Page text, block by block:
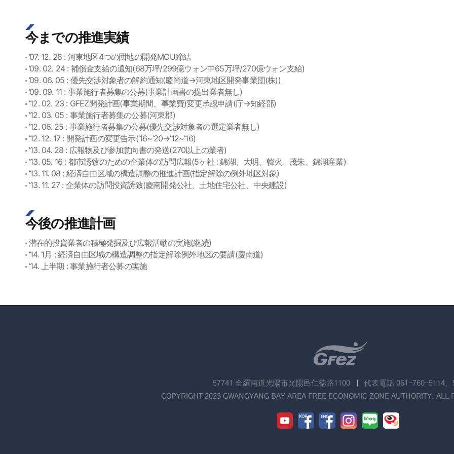
今までの推進実績
’07. 12. 28 : 河東地区4つの団地の開発MOU締結
’09. 02. 24 : 補償金支給の通知(68万坪/299億ウォン中65万坪/270億ウォン支給)
’09. 06. 05 : 優先交渉対象者の解約通知(慶尚道→河東地区開発事業団(株))
’09. 09. 11 : 事業施行者募集の公募(事業計画書の提出業者無し)
’12. 02. 23 : GFEZ開発計画(事業期間、事業費)変更承認申請(庁→知経部)
’12. 03. 05 : 事業施行者募集の公募(河東郡)
’12. 06. 25 : 事業施行者募集の公募(優先交渉対象者の選定業者無し)
’12. 12. 17 : 開発計画の変更告示(’16~’20→’12~’16)
’13. 04. 28 : 広報物及び参加意向書の発送(270以上の業者)
’13. 05. 16 : 都市誘致のための企業体の訪問広報(5ヶ社 : 錦湖、大明、韓火、茂朱、錦湖産業)
’13. 11. 08 : 経済自由区域の構造調整の推進計画(指定解除の例外地区対象)
’13. 11. 27 : 企業体の訪問投資誘致(慶南開発公社、土地住宅公社、中央建設)
今後の推進計画
潜在的投資業者の積極発掘及び広報活動の実施(継続)
’14. 1月 : 経済自由区域の構造調整の指定解除例外地区の要請(慶南道)
’14. 上半期 : 事業施行者公募の実施
57741 全羅南道光陽市光陽邑仁徳路1100
代表電話 061-760-5114、
COPYRIGHT 2023 GWANGYANG BAY AREA FREE ECONOMIC ZONE AUTHORITY. ALL